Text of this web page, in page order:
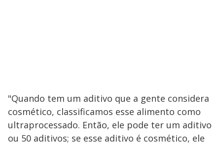
"Quando tem um aditivo que a gente considera
cosmético, classificamos esse alimento como
ultraprocessado. Então, ele pode ter um aditivo
ou 50 aditivos; se esse aditivo é cosmético, ele